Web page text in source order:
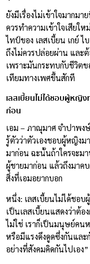
ยังมีเรื่องไม่เข้าใจมากม
ควรทำความเข้าใจเสียให
ไทป์ของ เลสเบี้ยน เกย์
ถึงไม่ควรปล่อยผ่าน และต้
เพราะมันกระทบกับชีวิตข
เทียมทางเพศขึ้นสักที
เลสเบี้ยนไม่ได้ชอบผู้หญิ
ก่อน
เอม – ภาณุมาศ จำปาพง
รู้ตัวว่าตัวเองชอบผู้หญิง
มาก่อน ฉะนั้นถ้าใครจะม
ผู้ชายมาก่อน แล้วถึงมาค
สิ่งที่เอมอยากบอก
หนึ่ง: เลสเบี้ยนไม่ได้ชอบ
เป็นเลสเบี้ยนแสดงว่าต้
ไม่ใช่ เราก็เป็นมนุษย์คนห
หรือมีแรงดึงดูดซึ่งกันแล
อย่างที่สังคมคิดกันไปเอง”